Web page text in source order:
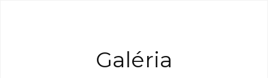
Galéria